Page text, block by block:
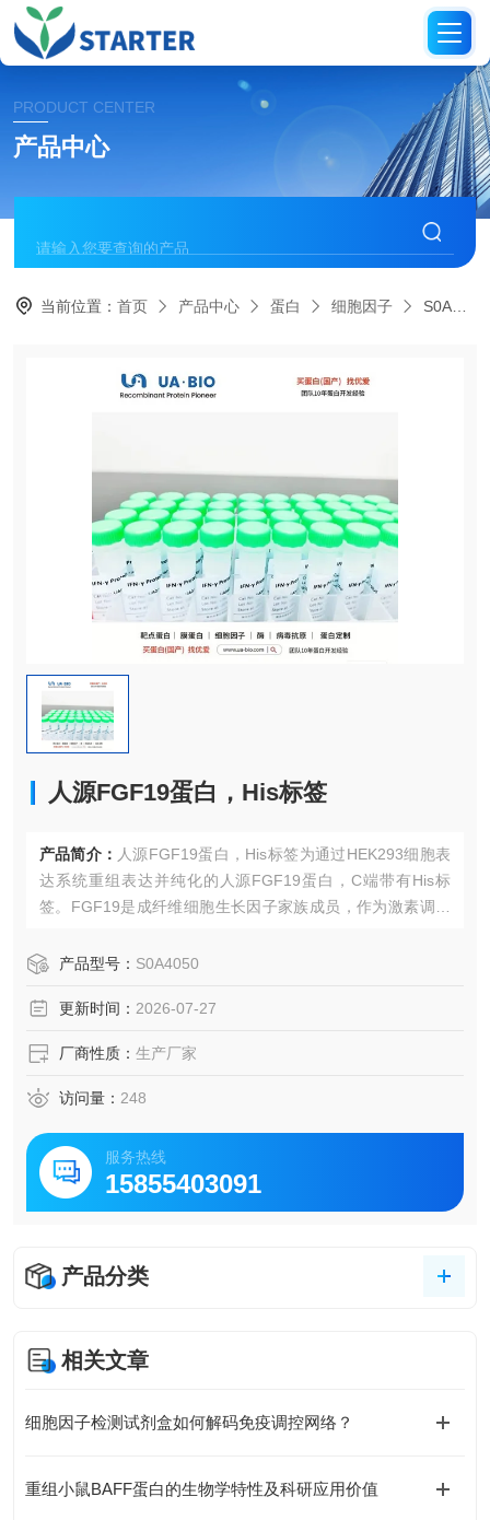
PRODUCT CENTER
产品中心
当前位置：首页 产品中心 蛋白 细胞因子 S0A4050人源FGF19蛋白，His标签
人源FGF19蛋白，His标签
产品简介： 人源FGF19蛋白，His标签为通过HEK293细胞表
达系统重组表达并纯化的人源FGF19蛋白，C端带有His标
签。FGF19是成纤维细胞生长因子家族成员，作为激素调节
4的高亲和力、肝素依赖性配体。FGF19在多种人类癌症（包
繁扩增。
产品型号： S0A4050
更新时间： 2026-07-27
厂商性质： 生产厂家
访问量： 248
服务热线
15855403091
产品分类
相关文章
细胞因子检测试剂盒如何解码免疫调控网络？
重组小鼠BAFF蛋白的生物学特性及科研应用价值